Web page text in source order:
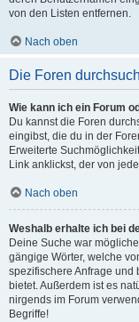
von den Listen entfernen.
Nach oben
Die Foren
Wie kann ich ein Forum
Du kannst die Foren
eingibst, die du in der
Erweiterte
Link anklickst, der von
Nach oben
Weshalb erhalte ich bei
Deine Suche war
gängige Wörter, welche
spezifischere Anfrage und
bietet. Außerdem ist es
nirgends im Forum
Begriffe!